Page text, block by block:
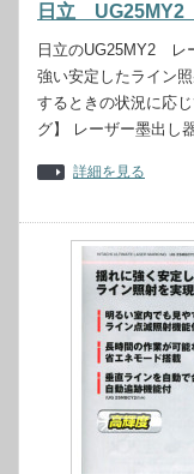
日立 UG25MY2
日立のUG25MY2 レ
強い安定したライン
するときの状況に応
グ】 レーザー墨出
詳細を見る